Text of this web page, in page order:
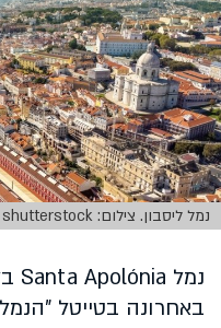
נמל ליסבון. צילום: AlexeMarcel, shutterstock
נמל Santa Apolónia
באחרונה בטייטל